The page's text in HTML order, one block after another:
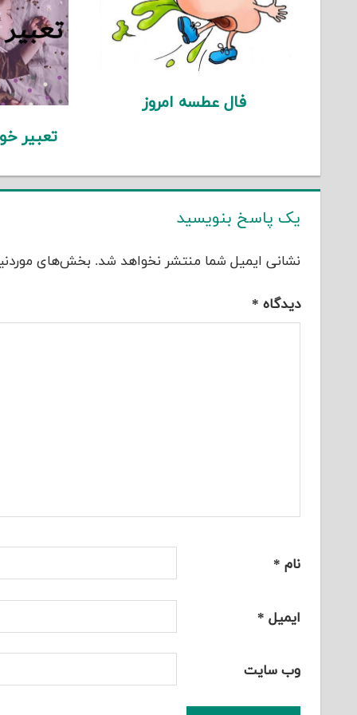
فال عطسه امروز
تعبیر
یک پاسخ بنویسید
نشانی ایمیل شما منتشر نخواهد شد. بخش‌های
دیدگاه *
نام *
ایمیل *
وب‌ سایت